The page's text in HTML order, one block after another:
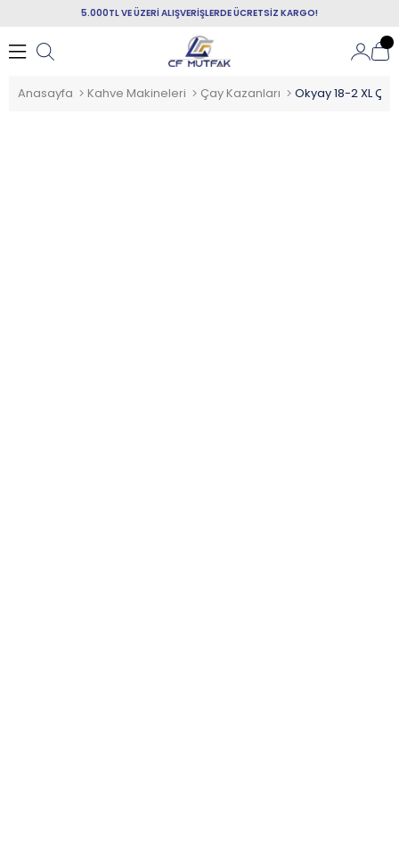
5.000TL VE ÜZERİ ALIŞVERİŞLERDE ÜCRETSİZ KARGO!
Anasayfa Kahve Makineleri Çay Kazanları